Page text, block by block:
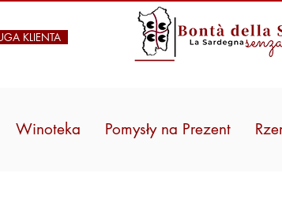
KLIENTA
Winoteka Pomysły na Prezent